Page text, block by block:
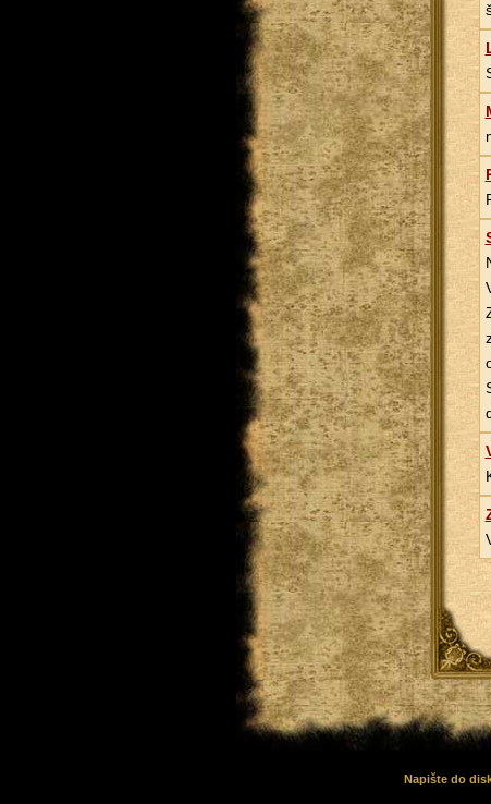
Napište do